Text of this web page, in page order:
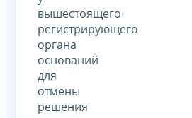
вышестоящего
регистрирующего
органа
оснований
для
отмены
решения